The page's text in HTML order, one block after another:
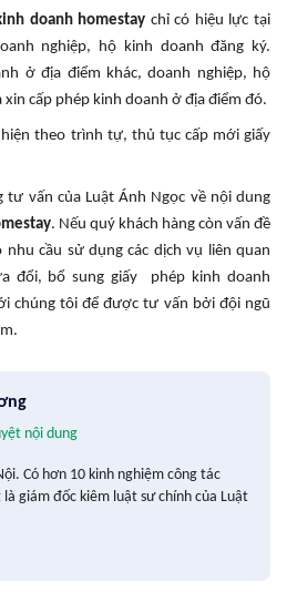
doanh homestay chỉ có hiệu lực tại
nghiệp, hộ kinh doanh đăng ký.
ở địa điểm khác, doanh nghiệp, hộ
cấp phép kinh doanh ở địa điểm đó.
theo trình tự, thủ tục cấp mới giấy
tư vấn của Luật Ánh Ngọc về nội dung
. Nếu quý khách hàng còn vấn đề
cầu sử dụng các dịch vụ liên quan
đổi, bổ sung giấy phép kinh doanh
chúng tôi để được tư vấn bởi đội ngũ
nội dung
Có hơn 10 kinh nghiệm công tác
giám đốc kiêm luật sư chính của Luật